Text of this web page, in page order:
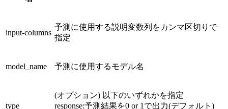
input‑columns
予測に使用する説明変数列をカンマ区切りで
指定
model_name 予測に使用するモデル名
type
(オプション) 以下のいずれかを指定
response:予測結果を0 or 1で出力(デフォルト)